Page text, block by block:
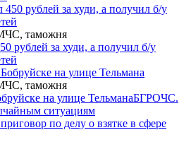
таможня
рублей за худи, а получил б/у
таможня
на улице ТельманаБГРОЧС.
ситуациям